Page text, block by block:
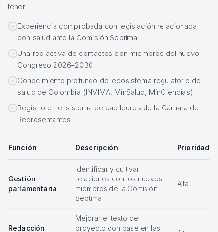
tener:
Experiencia comprobada con legislación relacionada
con salud ante la Comisión Séptima
Una red activa de contactos con miembros del nuevo
Congreso 2026–2030
Conocimiento profundo del ecosistema regulatorio de
salud de Colombia (INVIMA, MinSalud, MinCiencias)
Registro en el sistema de cabilderos de la Cámara de
Representantes
Función Descripción Prioridad
Gestión
parlamentaria
Identificar y cultivar
relaciones con los nuevos
miembros de la Comisión
Séptima
Alta
Redacción
Mejorar el texto del
proyecto con base en las